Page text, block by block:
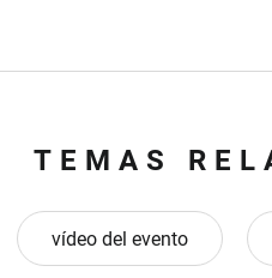
TEMAS
vídeo del evento